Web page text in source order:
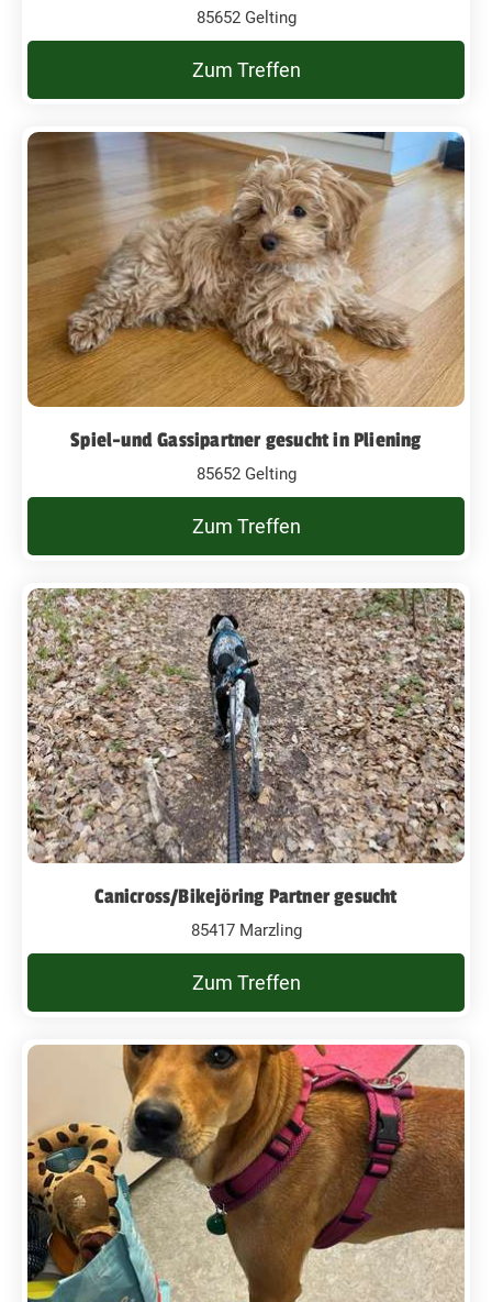
85652 Gelting
Zum Treffen
Spiel-und Gassipartner gesucht in Pliening
85652 Gelting
Zum Treffen
Canicross/Bikejöring Partner gesucht
85417 Marzling
Zum Treffen